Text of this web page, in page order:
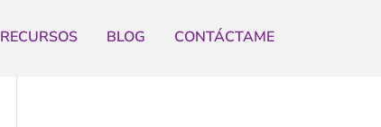
RECURSOS BLOG CONTÁCTAME